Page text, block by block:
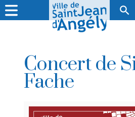
Concert de
Fache